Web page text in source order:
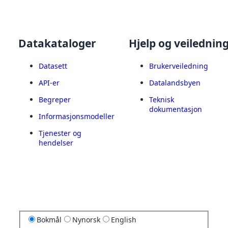
Datakataloger
Datasett
API-er
Begreper
Informasjonsmodeller
Tjenester og
hendelser
Hjelp og
Brukerveiledning
Datalandsbyen
Teknisk
dokumentasjon
Bokmål Nynorsk English